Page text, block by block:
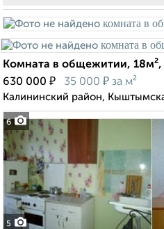
6
Комната в общежитии,
630 000 ₽ 35 000 ₽ за м²
Калининский район,
5